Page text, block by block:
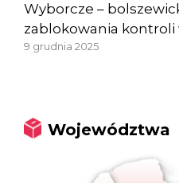
Wyborcze –
zablokowania kontroli
9 grudnia 2025
Województwa